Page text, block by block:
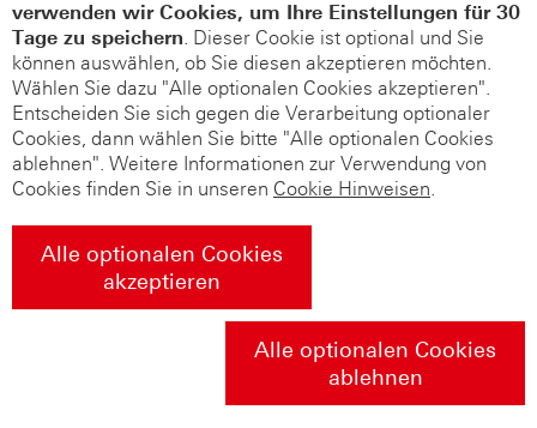
verwenden wir Cookies, um Ihre Einstellungen für 30
Tage zu speichern. Dieser Cookie ist optional und Sie
können auswählen, ob Sie diesen akzeptieren möchten.
Wählen Sie dazu "Alle optionalen Cookies akzeptieren".
Entscheiden Sie sich gegen die Verarbeitung optionaler
Cookies, dann wählen Sie bitte "Alle optionalen Cookies
ablehnen". Weitere Informationen zur Verwendung von
Cookies finden Sie in unseren Cookie Hinweisen.
Alle optionalen Cookies
akzeptieren
Alle optionalen Cookies
ablehnen